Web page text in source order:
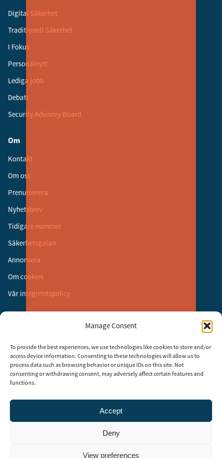
Manage Consent
To provide the best experiences, we use technologies like cookies to store and/or
access device information. Consenting to these technologies will allow us to
process data such as browsing behavior or unique IDs on this site. Not
consenting or withdrawing consent, may adversely affect certain features and
functions.
Accept
Deny
View preferences
Digital Säkerhet
Traditionell Säkerhet
I Fokus
Personalnytt
Lediga jobb
Debatt
Security Advisory Board
Om
Kontakt
Om oss
Prenumerera
Nyhetsbrev
Tidigare nummer
Säkerhetsgalan
Annonsera
Om cookies
Vår integritetspolicy
Instagram
LinkedIn
Säkerhet år 2003 för att stimulera, utveckla och informera om
branschens ledande företag och organisationer. Rådet träffas tre till